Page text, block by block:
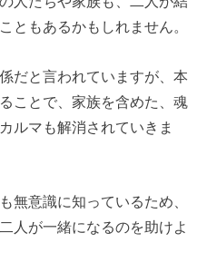
ともあるかもしれません。
だと言われていますが、本
ことで、家族を含めた、魂
ルマも解消されていきま
無意識に知っているため、
人が一緒になるのを助けよ